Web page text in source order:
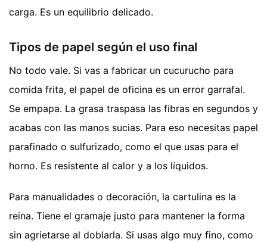
carga. Es un equilibrio delicado.
Tipos de papel según el uso final
No todo vale. Si vas a fabricar un cucurucho para
comida frita, el papel de oficina es un error garrafal.
Se empapa. La grasa traspasa las fibras en segundos y
acabas con las manos sucias. Para eso necesitas papel
parafinado o sulfurizado, como el que usas para el
horno. Es resistente al calor y a los líquidos.
Para manualidades o decoración, la cartulina es la
reina. Tiene el gramaje justo para mantener la forma
sin agrietarse al doblarla. Si usas algo muy fino, como